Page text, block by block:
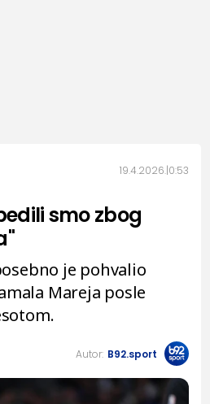
19.4.2026. 0:53
smo zbog
je pohvalio
Mareja posle
Autor: B92.sport